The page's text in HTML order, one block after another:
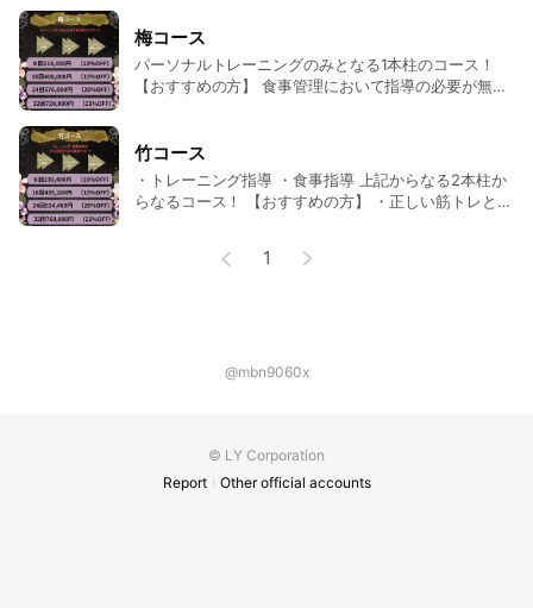
梅コース
パーソナルトレーニングのみとなる1本柱のコース！
【おすすめの方】 食事管理において指導の必要が無く
竹コース
・トレーニング指導 ・食事指導 上記からなる2本柱か
らなるコース！ 【おすすめの方】 ・正しい筋トレと正
1
@mbn9060x
© LY Corporation
Report
Other official accounts